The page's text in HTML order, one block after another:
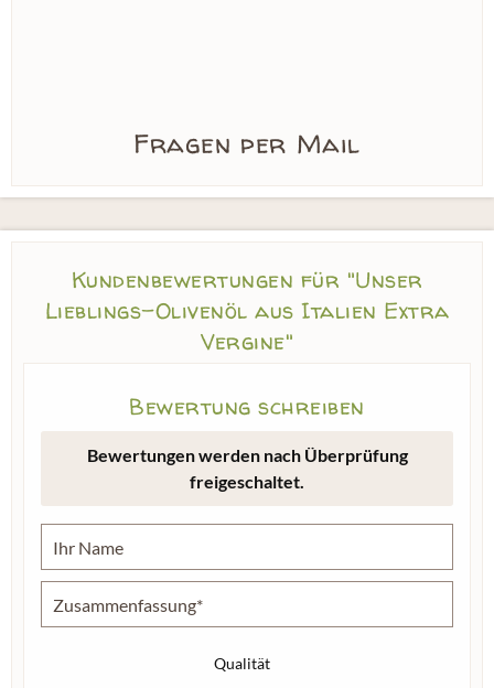
Fragen per Mail
Kundenbewertungen für "Unser
Lieblings-Olivenöl aus Italien Extra
Vergine"
Bewertung schreiben
Bewertungen werden nach Überprüfung
freigeschaltet.
Qualität